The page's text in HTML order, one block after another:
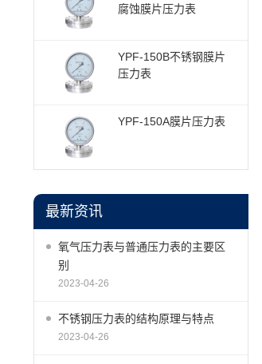
腐蚀膜片压力表
YPF-150B不锈钢膜片
压力表
YPF-150A膜片压力表
最新资讯
氧气压力表与普通压力表的主要区
别
2023-04-26
不锈钢压力表的结构原理与特点
2023-04-26